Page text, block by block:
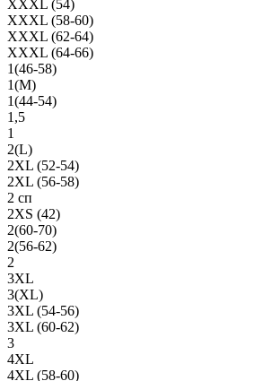
XXXL (54)
XXXL (58-60)
XXXL (62-64)
XXXL (64-66)
1(46-58)
1(М)
1(44-54)
1,5
1
2(L)
2XL (52-54)
2XL (56-58)
2 сп
2XS (42)
2(60-70)
2(56-62)
2
3XL
3(XL)
3XL (54-56)
3XL (60-62)
3
4XL
4XL (58-60)